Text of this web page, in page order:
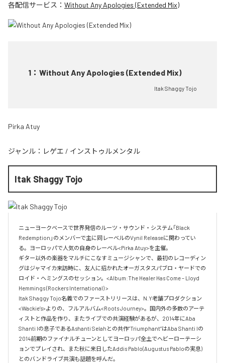
各配信サービス： Without Any Apologies (Extended Mix)
1 ： Without Any Apologies (Extended Mix)
Itak Shaggy Tojo
Pirka Atuy
ジャンル： レゲエ / インストゥルメンタル
Itak Shaggy Tojo
ニューヨークベースで世界発信のルーツ・サウンド・システム「Black
Redemption」のメンバーで主に同レーベルのVynil Releaseに関わってい
る。ヨーロッパで人気の自身のレーベル<Pirka Atuy>を主催。
ギター以外の楽器をマルチにこなすミュージシャンで、最初のレコーディン
グはジャマイカ来訪時に、友人に招かれたオーガスタスパブロ・ヤードでの
ロイド・ヘミングスのセッション。<Album:The Healer Has Come – Lloyd
Hemmings (Rockers International) >
Itak Shaggy Tojo名義でのファーストリリースは、N.Y老舗プロダクション
<Wackie’s>よりの、フルアルバム<Roots Journey>。国内外の多数のアーテ
ィストと作品を作り、またライブでの共演経験があるが、2014年にAba
Shanti Iの息子であるAshanti Selahとの共作”Triumphant”はAba Shanti Iの
2014前期のファイナルチューンとしてヨーロッパ全土でヘビーローテーシ
ョンでプレイされ、また秋に来日したAddis Pablo(Augustus Pabloの実息)
とのバンドライブ共演も話題を呼んだ。